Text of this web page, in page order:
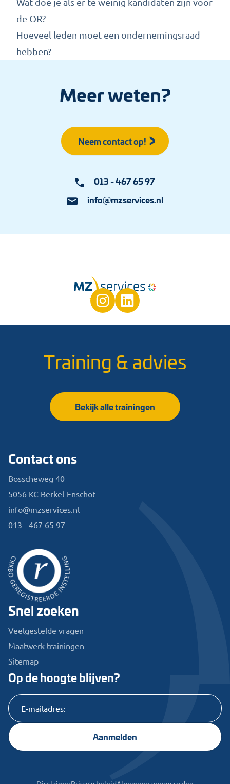
de OR?
Hoeveel leden moet een ondernemingsraad
hebben?
Meer weten?
Neem contact op!
013 - 467 65 97
info@mzservices.nl
Training & advies
Bekijk alle trainingen
Contact ons
Bosscheweg 40
5056 KC Berkel-Enschot
info@mzservices.nl
013 - 467 65 97
Snel zoeken
Veelgestelde vragen
Maatwerk trainingen
Sitemap
Op de hoogte blijven?
Aanmelden